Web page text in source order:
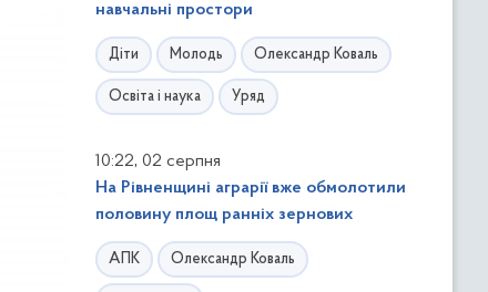
навчальні простори
Діти Молодь Олександр Коваль
Освіта і наука Уряд
10:22, 02 серпня
На Рівненщині аграрії вже обмолотили
половину площ ранніх зернових
АПК Олександр Коваль